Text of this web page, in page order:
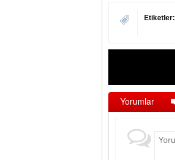
Etiketler:
Yorumlar